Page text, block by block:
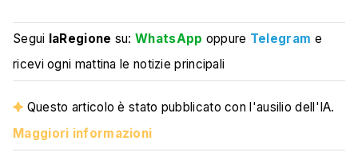
Segui laRegione su:WhatsApp oppure Telegram e
ricevi ogni mattina le notizie principali
Questo articolo è stato pubblicato con l'ausilio dell'IA.
Maggiori informazioni